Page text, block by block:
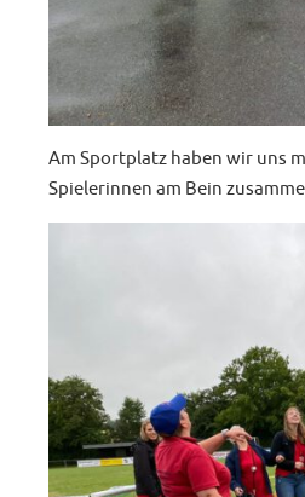
Am Sportplatz haben wir uns
Spielerinnen am Bein